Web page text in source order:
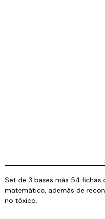
Set de 3 bases más 54 fichas
matemático, además de
no tóxico.